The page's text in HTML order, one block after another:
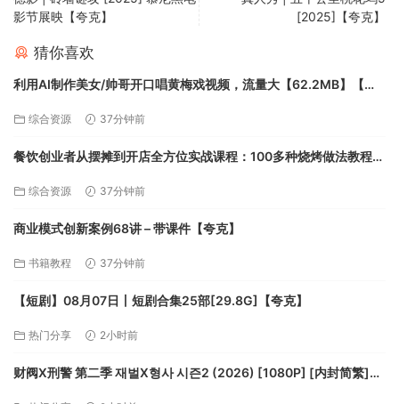
影节展映【夸克】
[2025]【夸克】
猜你喜欢
利用AI制作美女/帅哥开口唱黄梅戏视频，流量大【62.2MB】【夸
综合资源 37分钟前
餐饮创业者从摆摊到开店全方位实战课程：100多种烧烤做法教程
综合资源 37分钟前
商业模式创新案例68讲 – 带课件【夸克】
书籍教程 37分钟前
【短剧】08月07日丨短剧合集25部[29.8G]【夸克】
热门分享 2小时前
财阀X刑警 第二季 재벌X형사 시즌2 (2026) [1080P] [内封简繁]